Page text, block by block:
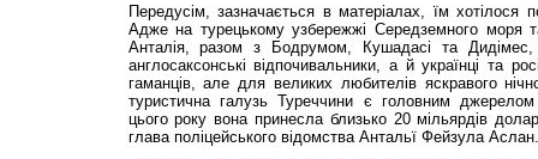
Передусім, зазначається в матеріалах, їм хотілося
Адже на турецькому узбережжі Середземного моря
Анталія, разом з Бодрумом, Кушадасі та
англосаксонські відпочивальники, а й українці та
гаманців, але для великих любителів яcкравого
туристична галузь Туреччини є головним
цього року вона принесла близько 20 мільярдів
глава поліцейського відомства Антальї Фейзула Аслан.